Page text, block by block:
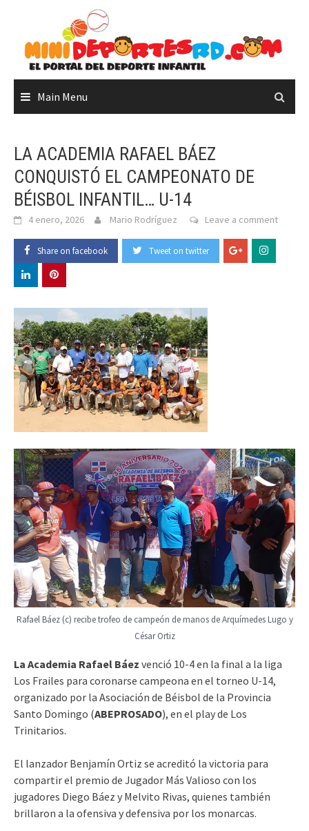
content
Main Menu
LA ACADEMIA RAFAEL BÁEZ
CONQUISTÓ EL CAMPEONATO DE
BÉISBOL INFANTIL… U-14
4 enero, 2026 Mario Rodríguez Leave a comment
Share on facebook Tweet on twitter
Rafael Báez (c) recibe trofeo de campeón de manos de Arquímedes Lugo y
César Ortiz
La Academia Rafael Báez venció 10-4 en la final a la liga
Los Frailes para coronarse campeona en el torneo U-14,
organizado por la Asociación de Béisbol de la Provincia
Santo Domingo (ABEPROSADO), en el play de Los
Trinitarios.
El lanzador Benjamín Ortiz se acreditó la victoria para
compartir el premio de Jugador Más Valioso con los
jugadores Diego Báez y Melvito Rivas, quienes también
brillaron a la ofensiva y defensiva por los monarcas.